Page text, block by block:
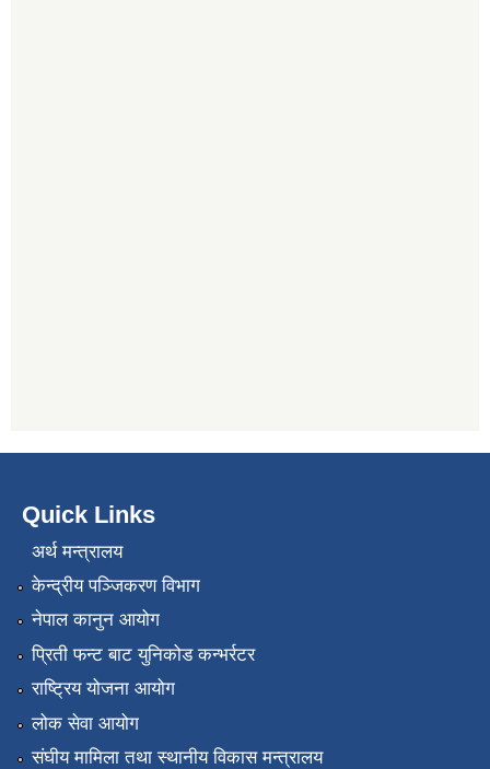
Quick Links
अर्थ मन्त्रालय
केन्द्रीय पञ्जिकरण विभाग
नेपाल कानुन आयोग
प्रिती फन्ट बाट युनिकोड कन्भर्रटर
राष्ट्रिय योजना आयोग
लोक सेवा आयोग
संघीय मामिला तथा स्थानीय विकास मन्त्रालय